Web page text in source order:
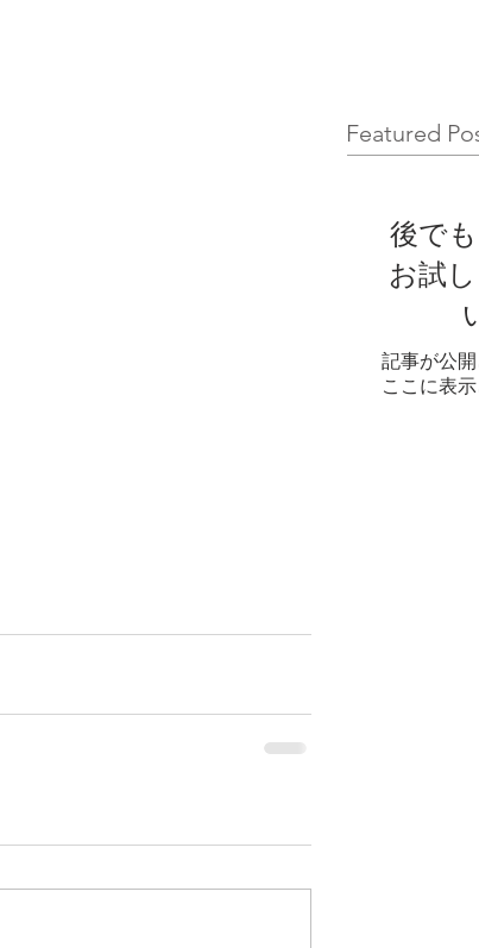
Featured
後で
お試
記事が公開
ここに表示